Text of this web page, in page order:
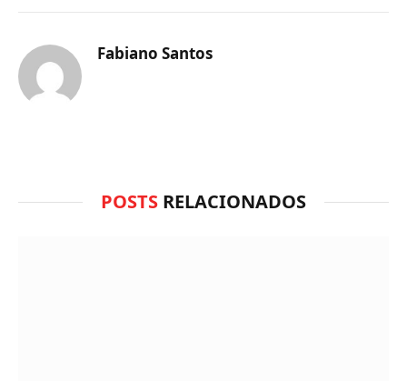
Fabiano Santos
POSTS RELACIONADOS